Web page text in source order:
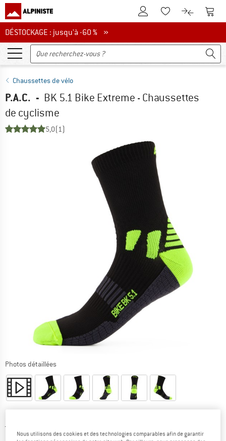
Vers le compte client
Vers la liste
Vers le
DÉSTOCKAGE : jusqu'à -60 %
DÉSTOCKAGE : jusqu'à -60 % »
Chaussettes de vélo
P.A.C. - BK 5.1 Bike Extreme - Chaussettes
de cyclisme
5,0(1)
Photos détaillées
Prix initial :
12,95
Prix:
5,83€ TVA incl.
Nous utilisons des cookies et des technologies comparables afin de garantir